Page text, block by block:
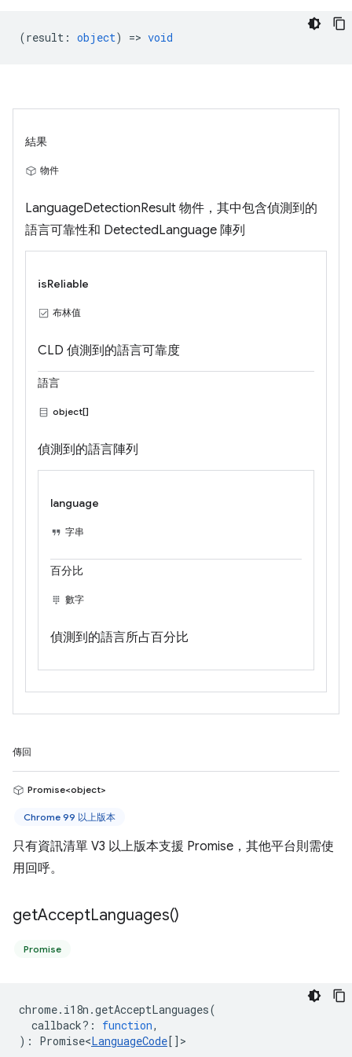
(result : object) => void
結果
物件
LanguageDetectionResult 物件，其中包含偵測到的
語言可靠性和 DetectedLanguage 陣列
isReliable
布林值
CLD 偵測到的語言可靠度
語言
object[]
偵測到的語言陣列
language
字串
百分比
數字
偵測到的語言所占百分比
傳回
Promise<object>
Chrome 99 以上版本
只有資訊清單 V3 以上版本支援 Promise，其他平台則需使
用回呼。
getAcceptLanguages()
Promise
chrome. i18n .getAcceptLanguages(
callback? : function,
) : Promise<LanguageCode[] >